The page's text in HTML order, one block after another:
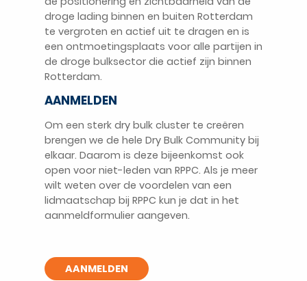
droge lading binnen en buiten Rotterdam
te vergroten en actief uit te dragen en is
een ontmoetingsplaats voor alle partijen in
de droge bulksector die actief zijn binnen
Rotterdam.
AANMELDEN
Om een sterk dry bulk cluster te creëren
brengen we de hele Dry Bulk Community bij
elkaar. Daarom is deze bijeenkomst ook
open voor niet-leden van RPPC. Als je meer
wilt weten over de voordelen van een
lidmaatschap bij RPPC kun je dat in het
aanmeldformulier aangeven.
AANMELDEN